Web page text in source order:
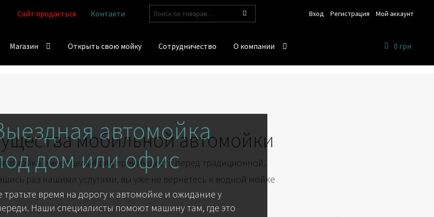
Сайт продається Контакти Искать: Вход Регистрация Мой аккаунт
Магазин Открыть свою мойку Сотрудничество О компании 0 грн
автомойка
дом или офис
тратьте время на дорогу к автомойке и ожидание у
Наши специалисты помоют машину там, где это
мобильной автомойки
имеет целый ряд преимуществ перед традиционной.
раз нашими услугами, вы уже не вернётесь к водной мойке